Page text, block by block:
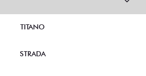
TITANO
STRADA